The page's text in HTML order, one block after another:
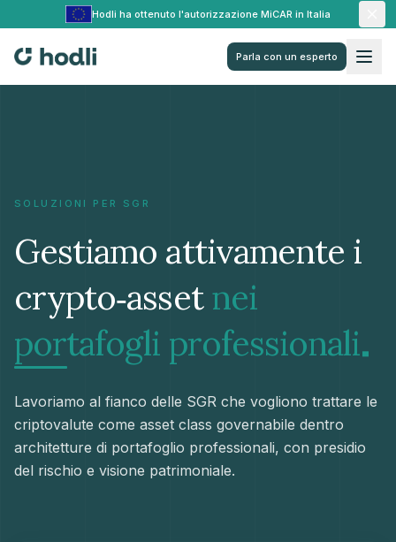
Hodli ha ottenuto l'autorizzazione MiCAR in Italia
Parla con un esperto
SOLUZIONI PER SGR
Gestiamo attivamente i
crypto‑asset nei
portafogli professionali.
Lavoriamo al fianco delle SGR che vogliono trattare le
criptovalute come asset class governabile dentro
architetture di portafoglio professionali, con presidio
del rischio e visione patrimoniale.